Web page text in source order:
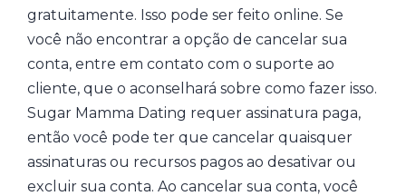
gratuitamente. Isso pode ser feito online. Se
você não encontrar a opção de cancelar sua
conta, entre em contato com o suporte ao
cliente, que o aconselhará sobre como fazer isso.
Sugar Mamma Dating requer assinatura paga,
então você pode ter que cancelar quaisquer
assinaturas ou recursos pagos ao desativar ou
excluir sua conta. Ao cancelar sua conta, você